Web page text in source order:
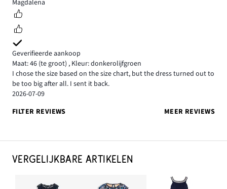
Magdalena
Geverifieerde aankoop
Maat: 46 (te groot) , Kleur: donkerolijfgroen
I chose the size based on the size chart, but the dress turned out to
be too big after all. I sent it back.
2026-07-09
FILTER REVIEWS
MEER REVIEWS
VERGELIJKBARE ARTIKELEN